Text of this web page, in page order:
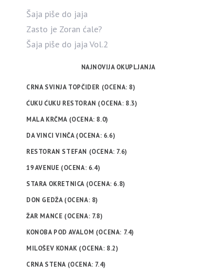
Šaja piše do jaja
Zasto je Zoran ćale?
Šaja piše do jaja Vol.2
NAJNOVIJA OKUPLJANJA
CRNA SVINJA TOPČIDER (OCENA: 8)
ĆUKU ĆUKU RESTORAN (OCENA: 8.3)
MALA KRČMA (OCENA: 8.0)
DA VINCI VINČA (OCENA: 6.6)
RESTORAN STEFAN (OCENA: 7.6)
19 AVENUE (OCENA: 6.4)
STARA OKRETNICA (OCENA: 6.8)
DON GEDŽA (OCENA: 8)
ŽAR MANCE (OCENA: 7.8)
KONOBA POD AVALOM (OCENA: 7.4)
MILOŠEV KONAK (OCENA: 8.2)
CRNA STENA (OCENA: 7.4)